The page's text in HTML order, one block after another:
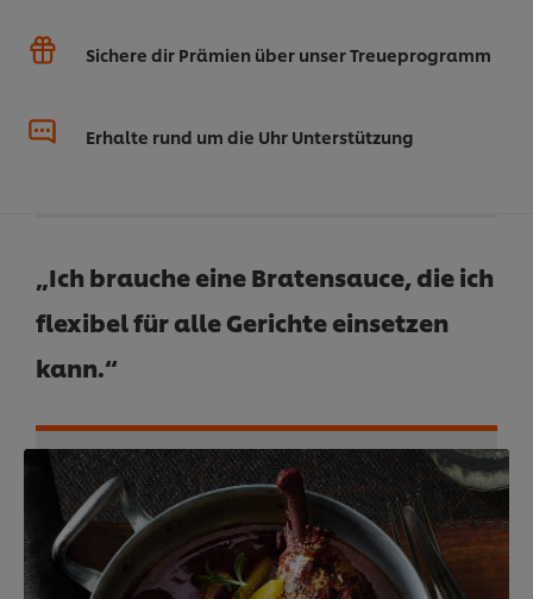
Sichere dir Prämien über unser Treueprogramm
Erhalte rund um die Uhr Unterstützung
„Ich brauche eine Bratensauce, die ich
flexibel für alle Gerichte einsetzen
kann.“